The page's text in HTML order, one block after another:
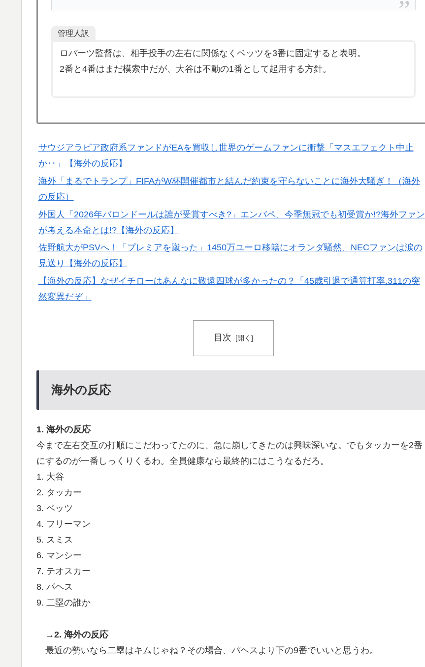
【MLB】先発投手のパワーランキング → 「セールが山本由伸より下はないわ」「菅野は1位のミジオ
海外「日本旅行で捺してきたスタンプをクッションカバーにしてみた！」一風変わった日本旅行の記
念品のアイディアに対する海外の反応
「原子が同じ場所にいたまま、2つの姿を規則的に行き来し続ける」時間結晶という物質の状態が実在
嫌い過ぎて準備なんて一生できないぞ」「少子化が問題として挙がったのは何年も前の話なのに」
韓国人「悲報：日本と韓国の立場が完全に逆転してしまった模様…」→「日本を笑って見てたのに…
（ﾌﾞﾙﾌﾞﾙ」＝韓国の反応
管理人訳
ロバーツ監督は、相手投手の左右に関係なくベッツを3番に固定すると表明。
2番と4番はまだ模索中だが、大谷は不動の1番として起用する方針。
サウジアラビア政府系ファンドがEAを買収し世界のゲームファンに衝撃「マスエフェクト中止
か‥」【海外の反応】
海外「まるでトランプ」FIFAがW杯開催都市と結んだ約束を守らないことに海外大騒ぎ！（海外
の反応）
外国人「2026年バロンドールは誰が受賞すべき?」エンバペ、今季無冠でも初受賞か!?海外ファン
が考える本命とは!?【海外の反応】
佐野航大がPSVへ！「プレミアを蹴った」1450万ユーロ移籍にオランダ騒然、NECファンは涙の
見送り【海外の反応】
【海外の反応】なぜイチローはあんなに敬遠四球が多かったの？「45歳引退で通算打率.311の突
然変異だぞ」
目次
海外の反応
1. 海外の反応
今まで左右交互の打順にこだわってたのに、急に崩してきたのは興味深いな。でもタッカーを2番
にするのが一番しっくりくるわ。全員健康なら最終的にはこうなるだろ。
1. 大谷
2. タッカー
3. ベッツ
4. フリーマン
5. スミス
6. マンシー
7. テオスカー
8. パヘス
9. 二塁の誰か
→2. 海外の反応
最近の勢いなら二塁はキムじゃね？その場合、パヘスより下の9番でいいと思うわ。